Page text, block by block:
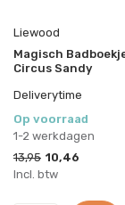
Liewood
Magisch
Circus Sandy
Deliverytime
Op voorraad
1-2 werkdagen
13,95 10,46
Incl. btw